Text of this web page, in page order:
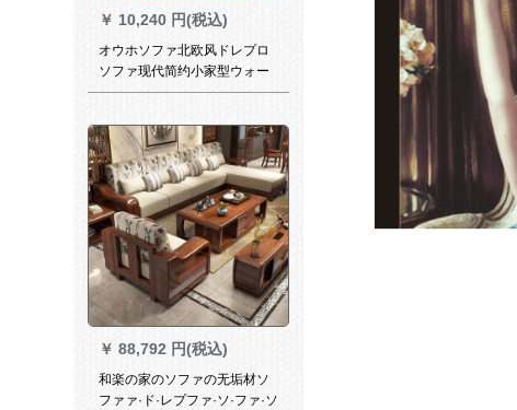
￥ 10,240 円(税込)
オウホソファ北欧风ドレプロ
ソファ现代简约小家型ウォー
ウォーウォーウォーウォーカ
2人セトファ豪华で快适なラテ
ックスモデ
￥ 88,792 円(税込)
和楽の家のソファの无垢材ソ
ファァ·ド·レプファ·ソ·ファ·ソ